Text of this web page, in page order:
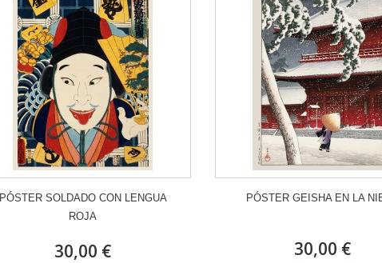
PÓSTER SOLDADO CON LENGUA
ROJA
30,00 €
PÓSTER GEISHA EN LA
30,00 €